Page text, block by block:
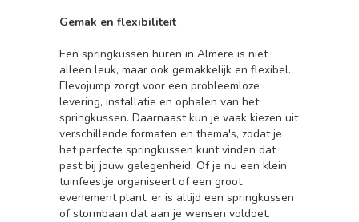
Gemak en flexibiliteit
Een springkussen huren in Almere is niet
alleen leuk, maar ook gemakkelijk en flexibel.
Flevojump zorgt voor een probleemloze
levering, installatie en ophalen van het
springkussen. Daarnaast kun je vaak kiezen uit
verschillende formaten en thema's, zodat je
het perfecte springkussen kunt vinden dat
past bij jouw gelegenheid. Of je nu een klein
tuinfeestje organiseert of een groot
evenement plant, er is altijd een springkussen
of stormbaan dat aan je wensen voldoet.